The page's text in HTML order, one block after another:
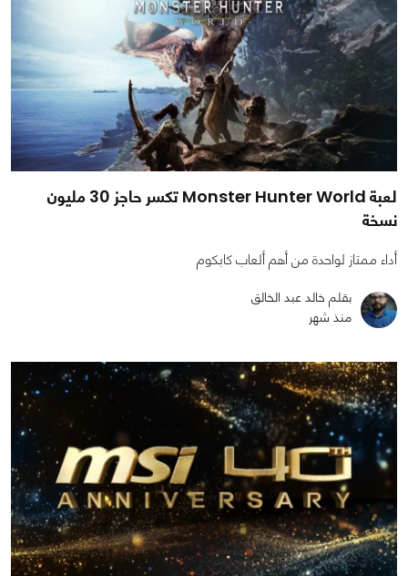
لعبة Monster Hunter World تكسر حاجز 30 مليون
نسخة
أداء ممتاز لواحدة من أهم ألعاب كابكوم
بقلم خالد عبد الخالق
منذ شهر